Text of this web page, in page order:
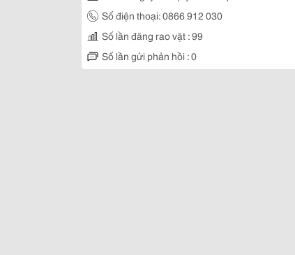
Số điện thoại: 0866 912 030
Số lần đăng rao vặt : 99
Số lần gửi phản hồi : 0